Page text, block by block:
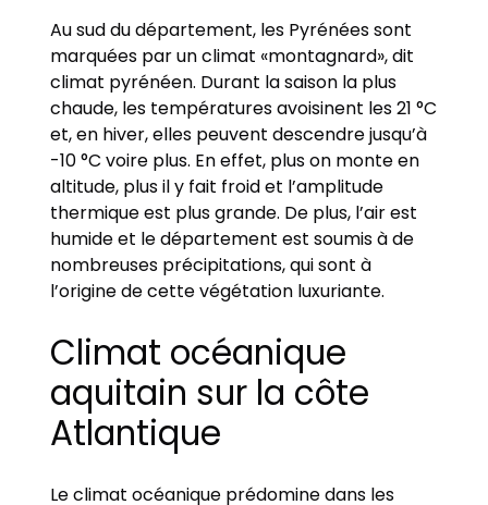
Au sud du département, les Pyrénées sont
marquées par un climat «montagnard», dit
climat pyrénéen. Durant la saison la plus
chaude, les températures avoisinent les 21 °C
et, en hiver, elles peuvent descendre jusqu’à
-10 °C voire plus. En effet, plus on monte en
altitude, plus il y fait froid et l’amplitude
thermique est plus grande. De plus, l’air est
humide et le département est soumis à de
nombreuses précipitations, qui sont à
l’origine de cette végétation luxuriante.
Climat océanique
aquitain sur la côte
Atlantique
Le climat océanique prédomine dans les